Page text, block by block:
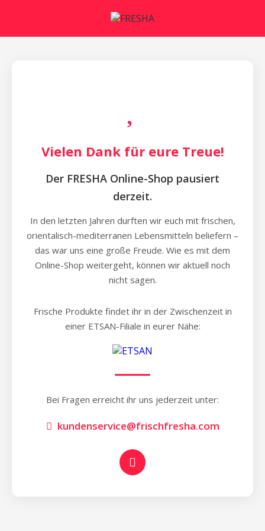
Vielen Dank für eure Treue!
Der FRESHA Online-Shop pausiert
derzeit.
In den letzten Jahren durften wir euch mit frischen,
orientalisch-mediterranen Lebensmitteln beliefern –
das war uns eine große Freude. Wie es mit dem
Online-Shop weitergeht, können wir aktuell noch
nicht sagen.
Frische Produkte findet ihr in der Zwischenzeit in
einer ETSAN-Filiale in eurer Nähe:
Bei Fragen erreicht ihr uns jederzeit unter:
kundenservice@frischfresha.com